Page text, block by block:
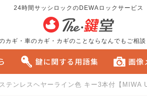
24時間サッシロックのDEWAロックサービス
カギ・車のカギ・カギのことならなんでもご相談
鍵に関する用語集 画像
ンレスヘヤーライン色 キー3本付【MIWA